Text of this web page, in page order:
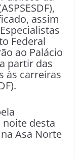
assim
Federal
ao Palácio
partir das
às carreiras
noite desta
Asa Norte